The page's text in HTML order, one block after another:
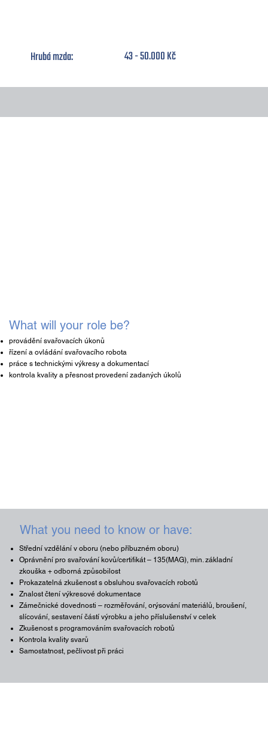
Hrubá mzda: 43 - 50.000 Kč
What will your role be?
provádění svařovacích úkonů
řízení a ovládání svařovacího robota
práce s technickými výkresy a dokumentací
kontrola kvality a přesnost provedení zadaných úkolů
What you need to know or have:
Střední vzdělání v oboru (nebo příbuzném oboru)
Oprávnění pro svařování kovů/certifikát – 135(MAG), min. základní
zkouška + odborná způsobilost
Prokazatelná zkušenost s obsluhou svařovacích robotů
Znalost čtení výkresové dokumentace
Zámečnické dovednosti – rozměřování, orýsování materiálů, broušení,
slícování, sestavení částí výrobku a jeho příslušenství v celek
Zkušenost s programováním svařovacích robotů
Kontrola kvality svarů
Samostatnost, pečlivost při práci